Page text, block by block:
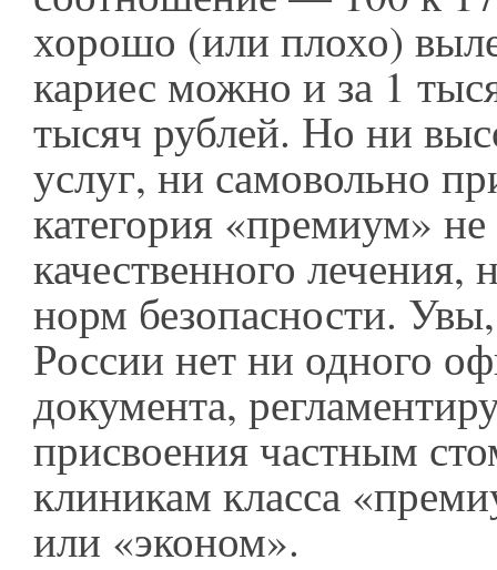
хорошо (или плохо)
кариес можно и за 1
тысяч рублей. Но ни
услуг, ни самовольно
категория «премиум»
качественного лечения,
норм безопасности.
России нет ни одного
документа,
присвоения частным
клиникам класса
или «эконом».